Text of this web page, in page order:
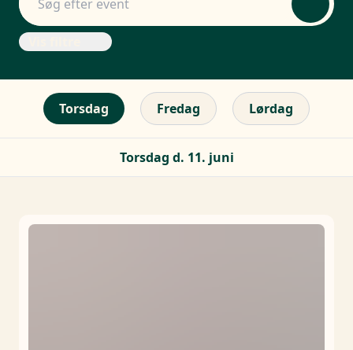
Torsdag Fredag Lørdag
Torsdag d. 11. juni